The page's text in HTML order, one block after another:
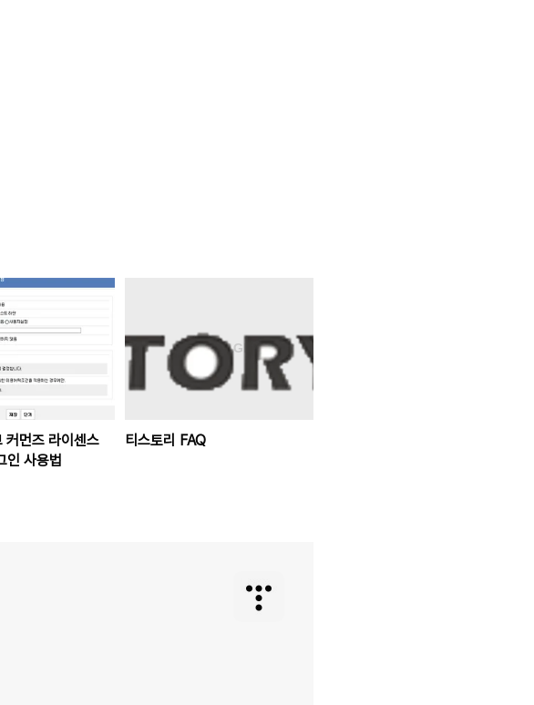
커먼즈 라이센스
사용법
티스토리 FAQ